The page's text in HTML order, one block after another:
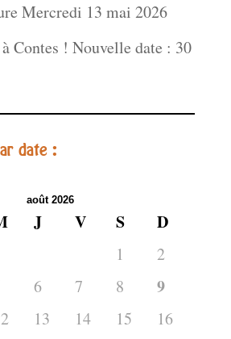
Mercredi 13 mai 2026
Contes ! Nouvelle date : 30
date :
août 2026
J V S D
1
2
6 7 8 9
13 14 15
16